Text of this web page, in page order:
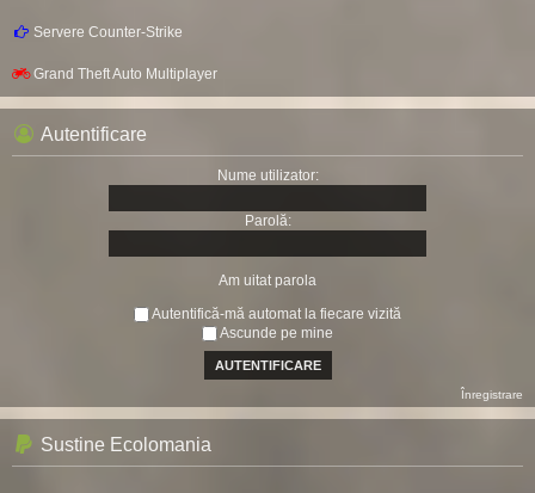
Servere Counter-Strike
Grand Theft Auto Multiplayer
Autentificare
Nume utilizator:
Parolă:
Am uitat parola
Autentifică-mă automat la fiecare vizită
Ascunde pe mine
Înregistrare
Sustine Ecolomania